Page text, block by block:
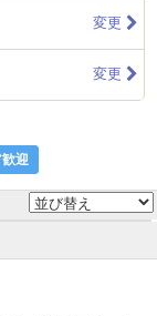
変更
変更
歓迎